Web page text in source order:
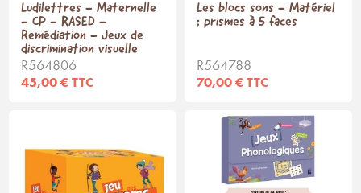
Ludilettres - Maternelle
- CP - RASED -
Remédiation - Jeux de
discrimination visuelle
R564806
45,00 € TTC
Les blocs sons - Matériel
: prismes à 5 faces
R564788
70,00 € TTC